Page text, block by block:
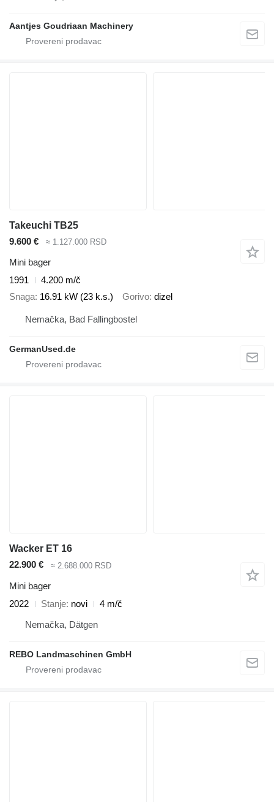
Aantjes Goudriaan Machinery
Takeuchi TB25
9.600 €
≈ 1.127.000 RSD
Mini bager
1991
4.200 m/č
Snaga 16.91 kW (23 k.s.) Gorivo dizel
Nemačka, Bad Fallingbostel
GermanUsed.de
Wacker ET 16
22.900 €
≈ 2.688.000 RSD
Mini bager
2022
Stanje novi
4 m/č
Nemačka, Dätgen
REBO Landmaschinen GmbH